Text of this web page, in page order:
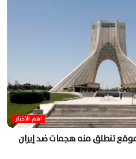
اهم الاخبار
موقع تنطلق منه هجمات ضد إيران